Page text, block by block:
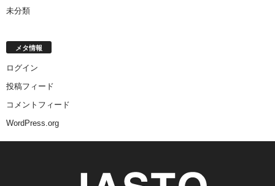
未分類
メタ情報
ログイン
投稿フィード
コメントフィード
WordPress.org